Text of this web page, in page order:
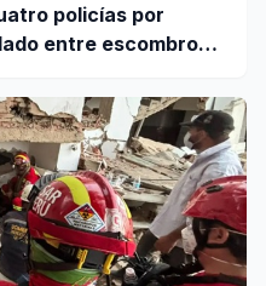
policías por
entre escombros